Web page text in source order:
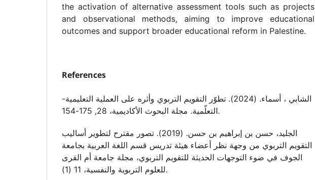
the activation of alternative assessment tools such as projects
and observational methods, aiming to improve educational
outcomes and support broader educational reform in Palestine.
References
الشابي ، أسماء. (2024). تطوّر التقويم التربوي وأثره على العملية التعليمية-
التعلّمية. مجلة البحوث الأكاديمية، 28, 175-154.
الجليد، حسن بن إبراهيم بن حسن. (2019). تصور مقترح لتطوير أساليب
التقويم التربوي من وجهة نظر أعضاء هيئة تدريس قسم اللغة العربية بجامعة
الجوف في ضوء التوجهات الحديثة للتقويم التربوي، مجلة جامعة أم القرى
للعلوم التربوية والنفسية، 11 (1).